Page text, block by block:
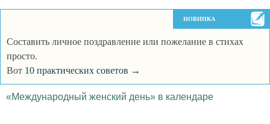
НОВИНКА
Составить личное поздравление или пожелание в стихах
просто.
Вот 10 практических советов →
«Международный женский день» в календаре